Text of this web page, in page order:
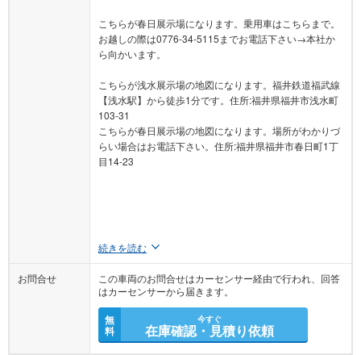
こちらが春日展示場になります。乗用車はこちらまで。
お越しの際は0776-34-5115までお電話下さい→本社か
ら向かいます。
こちらが浅水展示場の地図になります。福井鉄道福武線
【浅水駅】から徒歩1分です。住所:福井県福井市浅水町
103-31
こちらが春日展示場の地図になります。場所がわかりづ
らい場合はお電話下さい。住所:福井県福井市春日町1丁
目14-23
続きを読む
お問合せ
この車両のお問合せはカーセンサー経由で行われ、回答
はカーセンサーから届きます。
無
料
今すぐ
在庫確認・見積り依頼